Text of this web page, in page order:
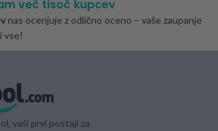
več tisoč kupcev
nas ocenjuje z odlično oceno – vaše zaupanje
vse!
vaši prvi postaji za